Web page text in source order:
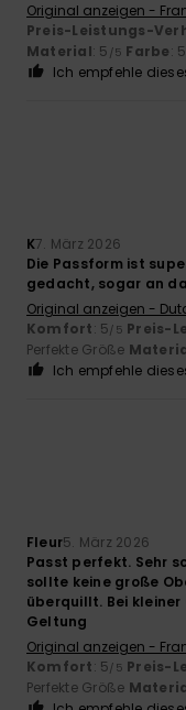
Original anzeigen -
Preis-Leistungs-
Material: 5 /5 Farbe: 5
Ich empfehle
K7. März 2026
Die Passform ist
gedacht, sogar an
Original anzeigen -
Komfort: 5/5 Preis-
Perfekte Größe
Ich empfehle
Fleur5. März 2026
Passt perfekt. Sehr
sollte keine große
überquillt. Bei
Geltung
Original anzeigen -
Komfort: 5/5 Preis-
Perfekte Größe